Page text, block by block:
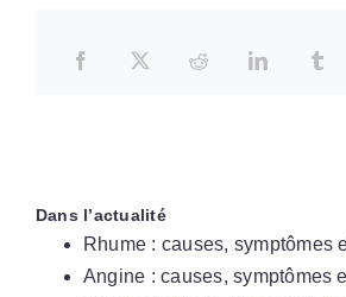
Dans l’actualité
Rhume : causes, symptômes
Angine : causes, symptômes